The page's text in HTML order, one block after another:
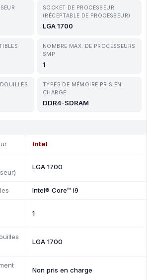
SOCKET DE PROCESSEUR
(RÉCEPTABLE DE PROCESSEUR)
LGA 1700
NOMBRE MAX. DE PROCESSEURS
SMP
1
TYPES DE MÉMOIRE PRIS EN
CHARGE
DDR4-SDRAM
Intel
LGA 1700
Intel® Core™ i9
1
LGA 1700
Non pris en charge